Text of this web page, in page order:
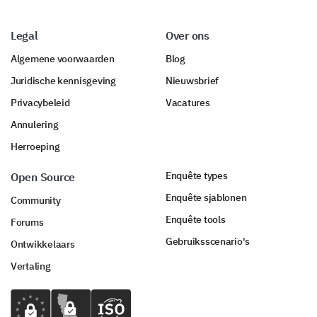
If you could change one thing about the school,
what would it be and why?
you would like to share?
Legal
Algemene voorwaarden
Juridische kennisgeving
Privacybeleid
Annulering
Herroeping
Over ons
Blog
Nieuwsbrief
Vacatures
Open Source
Community
Forums
Ontwikkelaars
Vertaling
Enquête types
Enquête sjablonen
Enquête tools
Gebruiksscenario's